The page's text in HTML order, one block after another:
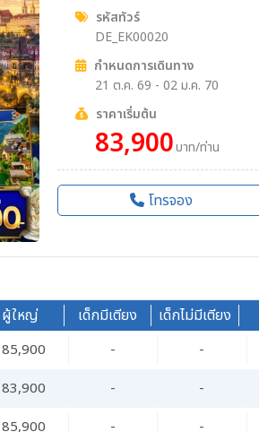
รหัสทัวร์
DE_EK00020
กำหนดการเดินทาง
21 ต.ค. 69 - 02 ม.ค. 70
ราคาเริ่มต้น
83,900บาท/ท่าน
โทรจอง
ผู้ใหญ่ เด็กมีเตียง เด็กไม่มีเตียง
85,900 - -
83,900 - -
85,900 - -